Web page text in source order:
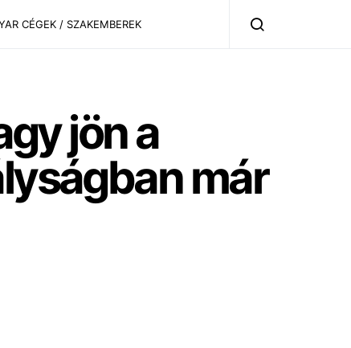
CÉGEK / SZAKEMBEREK
jön a
már